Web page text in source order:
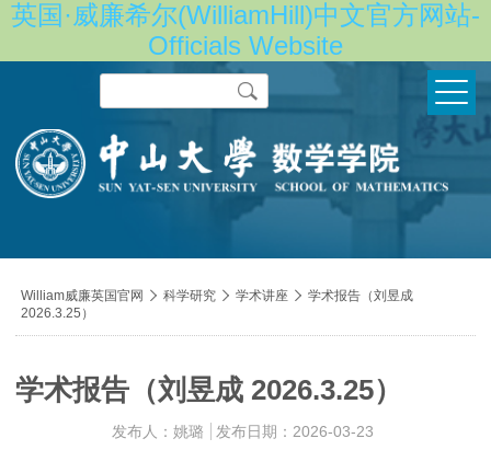
英国·威廉希尔(WilliamHill)中文官方网站-
Officials Website
导
航
迹
William威廉英国官网  科学研究  学术讲座  学术报告（刘昱成
2026.3.25）
学术报告（刘昱成 2026.3.25）
发布人：姚璐 发布日期：2026-03-23